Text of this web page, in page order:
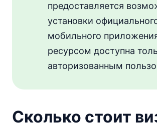
предоставляется
установки
мобильного
ресурсом доступна
авторизованным
Сколько стоит